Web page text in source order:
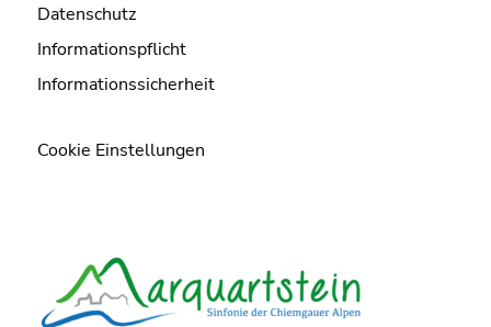
Datenschutz
Informationspflicht
Informationssicherheit
Cookie Einstellungen